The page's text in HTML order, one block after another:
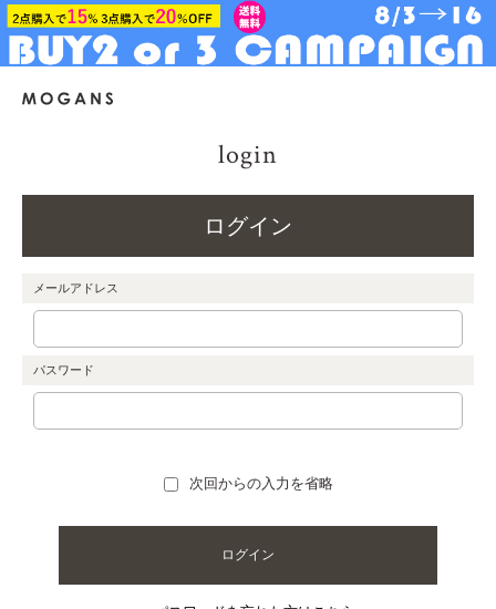
login
ログイン
メールアドレス
パスワード
次回からの入力を省略
ログイン